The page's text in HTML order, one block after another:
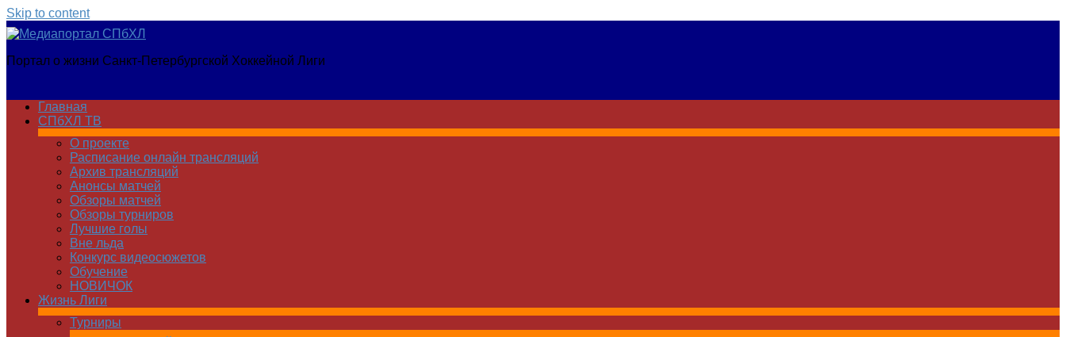
Skip to content
Медиапортал
Портал о жизни Санкт-Петербургской Хоккейной Лиги
Главная
СПбХЛ ТВ
О проекте
Расписание онлайн трансляций
Архив трансляций
Анонсы матчей
Обзоры матчей
Обзоры турниров
Лучшие голы
Вне льда
Конкурс видеосюжетов
Обучение
НОВИЧОК
Жизнь Лиги
Турниры